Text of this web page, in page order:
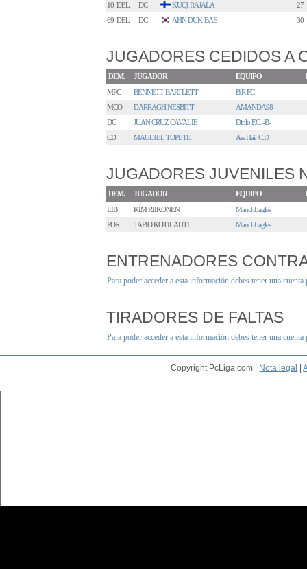
10 DEL DC KUQI RAJALA
27
69 DEL DC AHN DUK-BAE 30
JUGADORES CEDIDOS A
DEM. JUGADOR EQUIPO
MPC
BENNETT BARTLETT
BiR FC
MCO
DARRAGH NESBITT
AMANDA98
DC
JUAN CRUZ CAVALIE
Diplo F.C. -B-
CD
MAGDIEL TOPETE Ass Hair C.D
JUGADORES JUVENILES
DEM. JUGADOR EQUIPO
LIB
KIM RIIKONEN
ManchEagles
POR
TAPIO KOTILAHTI ManchEagles
ENTRENADORES
Para poder acceder a esta información debes tener una
TIRADORES DE FALTAS
Para poder acceder a esta información debes tener una
Copyright PcLiga.com | Nota legal |